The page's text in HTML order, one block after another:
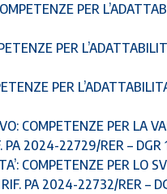
PER
PER
PER
COMPETENZE PER LA
PA 2024-22729/RER –
COMPETENZE PER LO
RIF. PA 2024-22732/RER –